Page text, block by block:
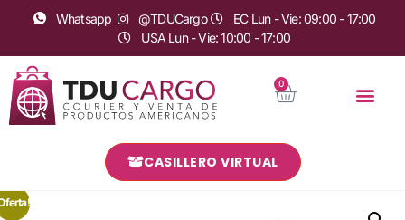
Whatsapp @TDUCargo
EC Lun - Vie: 09:00 - 17:00
USA Lun - Vie: 10:00 - 17:00
0
CASILLERO VIRTUAL